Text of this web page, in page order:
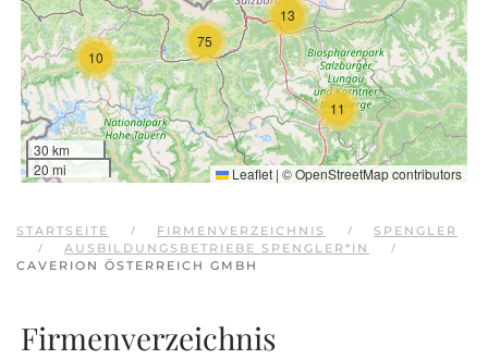
10
11
13
75
30 km
20 mi
Leaflet | ©OpenStreetMapcontributors
STARTSEITE FIRMENVERZEICHNIS
SPENGLER
AUSBILDUNGSBETRIEBE SPENGLER*IN
CAVERION ÖSTERREICH GMBH
Firmenverzeichnis